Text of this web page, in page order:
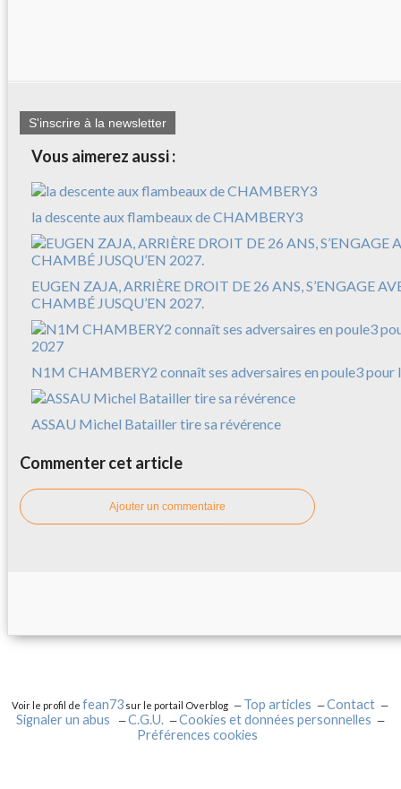
S'inscrire à la newsletter
Vous aimerez aussi :
la descente aux flambeaux de CHAMBERY3
EUGEN ZAJA, ARRIÈRE DROIT DE 26 ANS, S’ENGAGE
CHAMBÉ JUSQU’EN 2027.
N1M CHAMBERY2 connaît ses adversaires en poule3 pour
ASSAU Michel Batailler tire sa révérence
Commenter cet article
Ajouter un commentaire
Voir le profil defean73 sur le portail Overblog Top articles
Contact
Signaler un abus
C.G.U.
Cookies et données personnelles
Préférences cookies